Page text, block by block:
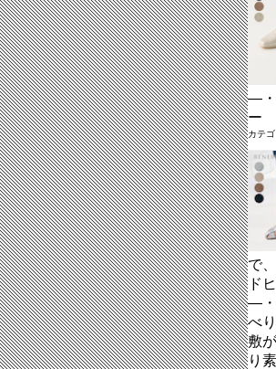
―・
ー
カテ
で
ド
―・
べ
敷
り